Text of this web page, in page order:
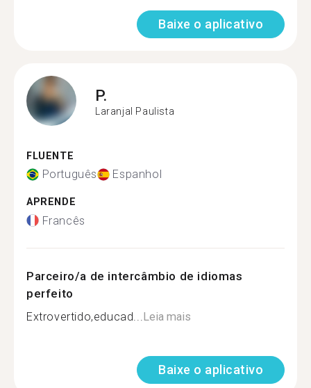
Baixe o aplicativo
P.
Laranjal Paulista
FLUENTE
Português Espanhol
APRENDE
Francês
Parceiro/a de intercâmbio de idiomas
perfeito
Extrovertido,educad... Leia mais
Baixe o aplicativo